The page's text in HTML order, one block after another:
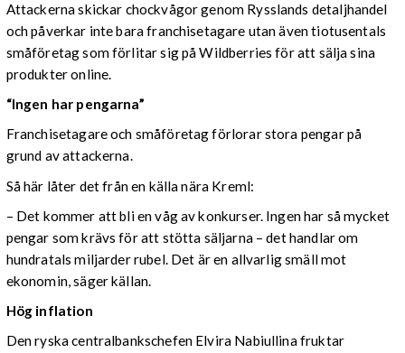
Attackerna skickar chockvågor genom Rysslands detaljhandel
och påverkar inte bara franchisetagare utan även tiotusentals
småföretag som förlitar sig på Wildberries för att sälja sina
produkter online.
“Ingen har pengarna”
Franchisetagare och småföretag förlorar stora pengar på
grund av attackerna.
Så här låter det från en källa nära Kreml:
– Det kommer att bli en våg av konkurser. Ingen har så mycket
pengar som krävs för att stötta säljarna – det handlar om
hundratals miljarder rubel. Det är en allvarlig smäll mot
ekonomin, säger källan.
Hög inflation
Den ryska centralbankschefen Elvira Nabiullina fruktar